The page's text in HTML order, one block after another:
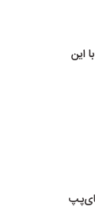
این